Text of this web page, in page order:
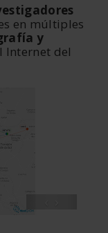
en múltiples
y
Internet del